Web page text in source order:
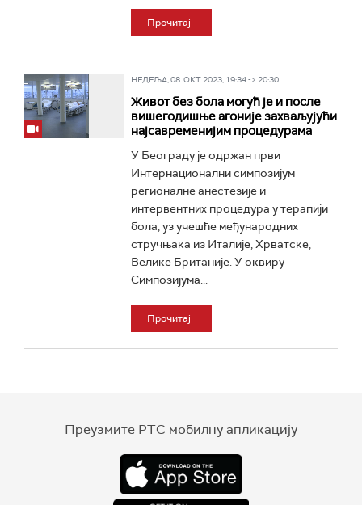
Прочитај
НЕДЕЉА, 08. ОКТ 2023, 19:34 -> 20:30
Живот без бола могућ је и после
вишегодишње агоније захваљујући
најсавременијим процедурама
У Београду је одржан први
Интернационални симпозијум
регионалне анестезије и
интервентних процедура у терапији
бола, уз учешће међународних
стручњака из Италије, Хрватске,
Велике Британије. У оквиру
Симпозијума...
Прочитај
Преузмите РТС мобилну апликацију